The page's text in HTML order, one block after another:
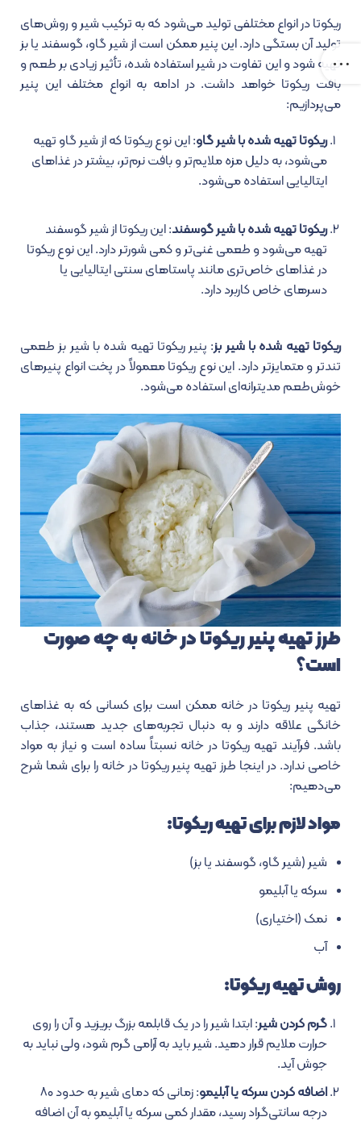
ریکوتا در انواع مختلفی تولید می‌شود که به ترکیب شیر و روش‌های
تولید آن بستگی دارد. این پنیر ممکن است از شیر گاو، گوسفند یا بز
تهیه شود و این تفاوت در شیر استفاده‌ شده، تأثیر زیادی بر طعم و
بافت ریکوتا خواهد داشت. در ادامه به انواع مختلف این پنیر
می‌پردازیم:
ریکوتا تهیه شده با شیر گاو: این نوع ریکوتا که از شیر گاو تهیه
می‌شود، به دلیل مزه‌ ملایم‌تر و بافت نرم‌تر، بیشتر در غذاهای
ایتالیایی استفاده می‌شود.
ریکوتا تهیه شده با شیر گوسفند: این ریکوتا از شیر گوسفند
تهیه می‌شود و طعمی غنی‌تر و کمی شورتر دارد. این نوع ریکوتا
در غذاهای خاص‌تری مانند پاستاهای سنتی ایتالیایی یا
دسرهای خاص کاربرد دارد.
ریکوتا تهیه شده با شیر بز: پنیر ریکوتا تهیه شده با شیر بز طعمی
تندتر و متمایزتر دارد. این نوع ریکوتا معمولاً در پخت انواع پنیرهای
خوش‌طعم مدیترانه‌ای استفاده می‌شود.
طرز تهیه پنیر ریکوتا در خانه به چه صورت
است؟
تهیه پنیر ریکوتا در خانه ممکن است برای کسانی که به غذاهای
خانگی علاقه دارند و به دنبال تجربه‌های جدید هستند، جذاب
باشد. فرآیند تهیه ریکوتا در خانه نسبتاً ساده است و نیاز به مواد
خاصی ندارد. در اینجا طرز تهیه پنیر ریکوتا در خانه را برای شما شرح
می‌دهیم:
مواد لازم برای تهیه ریکوتا:
شیر (شیر گاو، گوسفند یا بز)
سرکه یا آبلیمو
نمک (اختیاری)
آب
روش تهیه ریکوتا:
گرم کردن شیر: ابتدا شیر را در یک قابلمه بزرگ بریزید و آن را روی
حرارت ملایم قرار دهید. شیر باید به آرامی گرم شود، ولی نباید به
جوش آید.
اضافه کردن سرکه یا آبلیمو
: زمانی که دمای شیر به حدود ۸۰
درجه سانتی‌گراد رسید، مقدار کمی سرکه یا آبلیمو به آن اضافه